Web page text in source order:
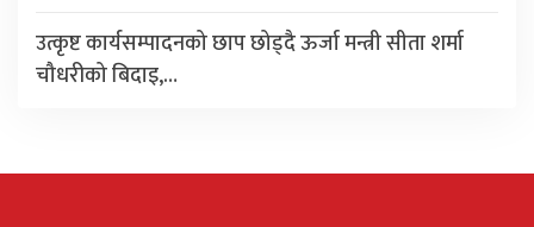
उत्कृष्ट कार्यसम्पादनको छाप छोड्दै ऊर्जा मन्त्री सीता शर्मा
चौधरीको बिदाइ,…